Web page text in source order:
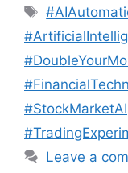
Tags
#StockMarketAI
Leave a